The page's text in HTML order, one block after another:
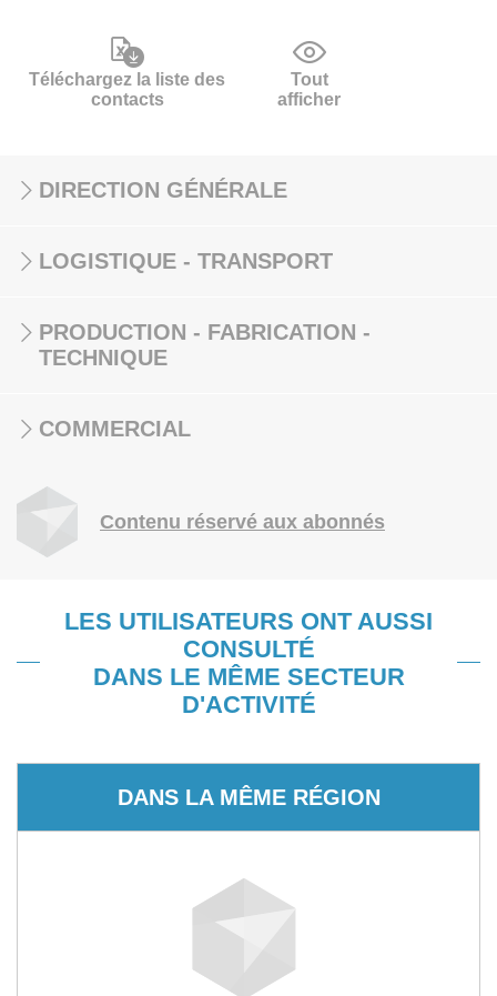
Téléchargez la liste des
contacts
Tout
afficher
DIRECTION GÉNÉRALE
LOGISTIQUE - TRANSPORT
PRODUCTION - FABRICATION -
TECHNIQUE
COMMERCIAL
Contenu réservé aux abonnés
LES UTILISATEURS ONT AUSSI
CONSULTÉ
DANS LE MÊME SECTEUR
D'ACTIVITÉ
DANS LA MÊME RÉGION